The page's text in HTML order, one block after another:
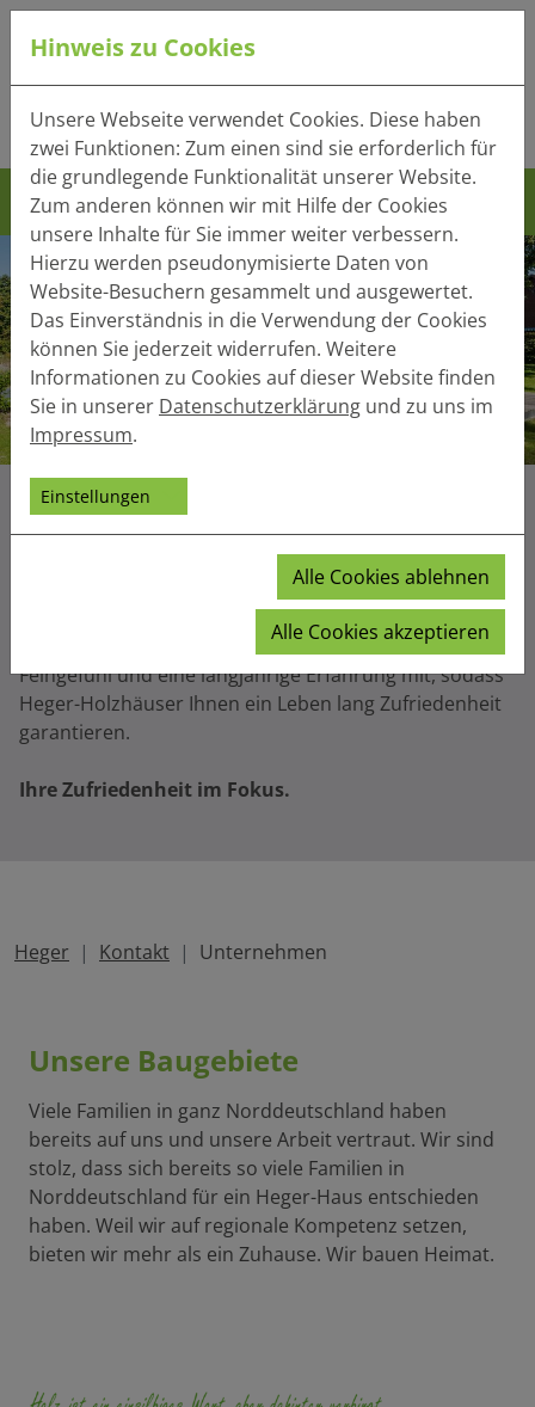
Tel.:+49 (0) 41 32 - 220
Mail:info(at)heger-holzbau.de
Unser Unternehmen
Unser Unternehmen steht für fachliche Kompetenz,
hohe Leistungsfähigkeit und bewährte Zuverlässigkeit.
Unsere Mitarbeiter bringen dazu noch das notwendige
Feingefühl und eine langjährige Erfahrung mit, sodass
Heger-Holzhäuser Ihnen ein Leben lang Zufriedenheit
garantieren.
Ihre Zufriedenheit im Fokus.
Heger Kontakt Unternehmen
Unsere Baugebiete
Viele Familien in ganz Norddeutschland haben
bereits auf uns und unsere Arbeit vertraut. Wir sind
stolz, dass sich bereits so viele Familien in
Norddeutschland für ein Heger-Haus entschieden
haben. Weil wir auf regionale Kompetenz setzen,
bieten wir mehr als ein Zuhause. Wir bauen Heimat.
Hinweis zu Cookies
Unsere Webseite verwendet Cookies. Diese haben
zwei Funktionen: Zum einen sind sie erforderlich für
die grundlegende Funktionalität unserer Website.
Zum anderen können wir mit Hilfe der Cookies
unsere Inhalte für Sie immer weiter verbessern.
Hierzu werden pseudonymisierte Daten von
Website-Besuchern gesammelt und ausgewertet.
Das Einverständnis in die Verwendung der Cookies
können Sie jederzeit widerrufen. Weitere
Informationen zu Cookies auf dieser Website finden
Sie in unserer Datenschutzerklärung und zu uns im
Impressum.
Einstellungen
Alle Cookies ablehnen
Alle Cookies akzeptieren